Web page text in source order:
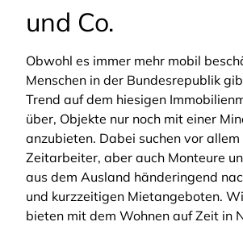
und Co.
Obwohl es immer mehr mobil
Menschen in der Bundesrepublik
Trend auf dem hiesigen
über, Objekte nur noch mit einer
anzubieten. Dabei suchen vor
Zeitarbeiter, aber auch Monteure
aus dem Ausland händeringend
und kurzzeitigen Mietangeboten.
bieten mit dem Wohnen auf Zeit in